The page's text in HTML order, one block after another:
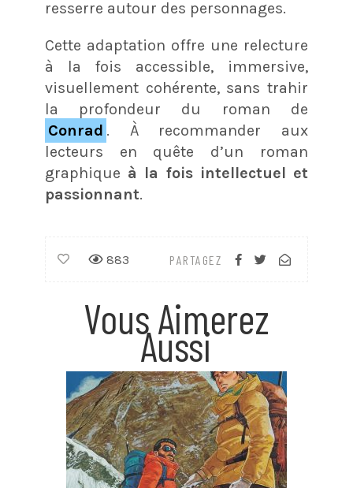
resserre autour des personnages.
Cette adaptation offre une relecture
à la fois accessible, immersive,
visuellement cohérente, sans trahir
la profondeur du roman de
Conrad . À recommander aux
lecteurs en quête d’un roman
graphique à la fois intellectuel et
passionnant.
PARTAGEZ
883
Vous Aimerez
Aussi